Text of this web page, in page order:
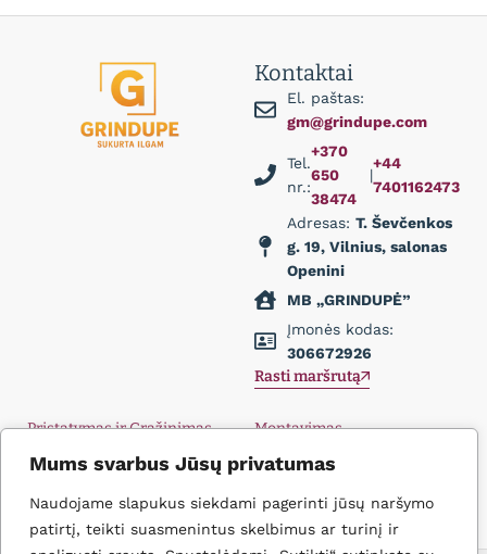
Mums svarbus Jūsų privatumas
Naudojame slapukus siekdami pagerinti jūsų naršymo
patirtį, teikti suasmenintus skelbimus ar turinį ir
Kontaktai
El. paštas:
gm@grindupe.com
Tel.
nr.:
+370
650
38474
|
+44
7401162473
Adresas: T. Ševčenkos
g. 19, Vilnius, salonas
Openini
MB „GRINDUPĖ”
Įmonės kodas:
306672926
Rasti maršrutą
Pristatymas ir Grąžinimas
Privatumo politika
Montavimas
Didmena
Kontaktai